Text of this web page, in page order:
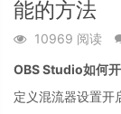
能的方法
10969 阅读
OBS Studio如何
定义混流器设置开